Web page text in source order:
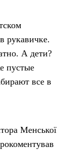
рукавичке.
А дети?
пустые
все в
Менської